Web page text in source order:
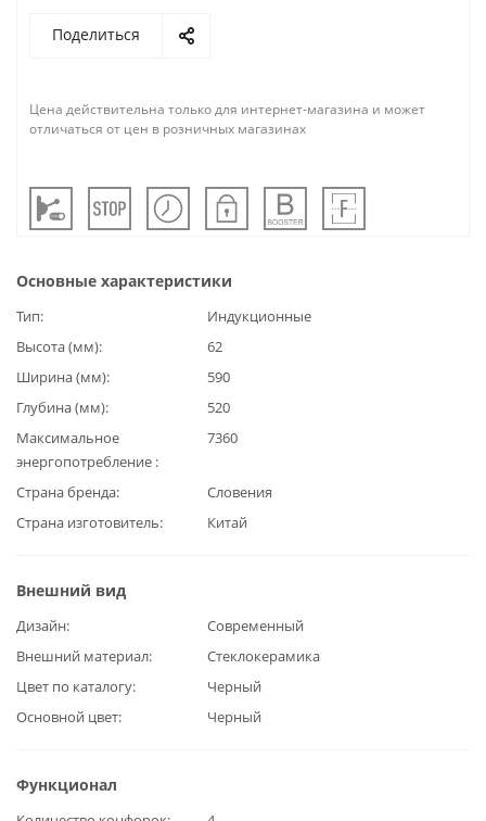
Поделиться
Цена действительна только для интернет-магазина и может
отличаться от цен в розничных магазинах
Основные характеристики
Тип
Индукционные
Высота (мм)
62
Ширина (мм)
590
Глубина (мм)
520
Максимальное
энергопотребление
7360
Страна бренда
Словения
Страна изготовитель
Китай
Внешний вид
Дизайн
Современный
Внешний материал
Стеклокерамика
Цвет по каталогу
Черный
Основной цвет
Черный
Функционал